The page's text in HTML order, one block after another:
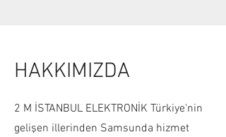
HAKKIMIZDA
2 M İSTANBUL ELEKTRONİK Türkiye'nin
gelişen illerinden Samsunda hizmet